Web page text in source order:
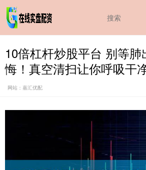
10倍杠杆炒股平台 别等肺
悔！真空清扫让你呼吸干
网站：嘉汇优配